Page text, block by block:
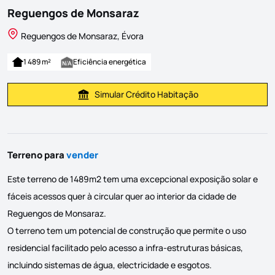
Reguengos de Monsaraz
Reguengos de Monsaraz, Évora
1 489 m² Eficiência energética
Simular Prestação
Simular Crédito Habitação
Terreno paravender
Este terreno de 1489m2 tem uma excepcional exposição solar e
fáceis acessos quer à circular quer ao interior da cidade de
Reguengos de Monsaraz.
O terreno tem um potencial de construção que permite o uso
residencial facilitado pelo acesso a infra-estruturas básicas,
incluindo sistemas de água, electricidade e esgotos.